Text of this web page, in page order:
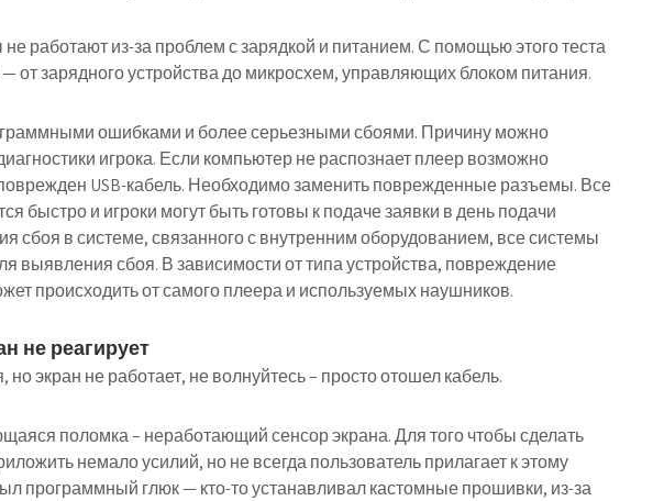
работают из-за проблем с зарядкой и питанием. С помощью этого теста
от зарядного устройства до микросхем, управляющих блоком питания.
ошибками и более серьезными сбоями. Причину можно
игрока. Если компьютер не распознает плеер возможно
USB-кабель. Необходимо заменить поврежденные разъемы. Все
быстро и игроки могут быть готовы к подаче заявки в день подачи
сбоя в системе, связанного с внутренним оборудованием, все системы
выявления сбоя. В зависимости от типа устройства, повреждение
происходить от самого плеера и используемых наушников.
не реагирует
экран не работает, не волнуйтесь – просто отошел кабель.
поломка – неработающий сенсор экрана. Для того чтобы сделать
немало усилий, но не всегда пользователь прилагает к этому
программный глюк — кто-то устанавливал кастомные прошивки, из-за